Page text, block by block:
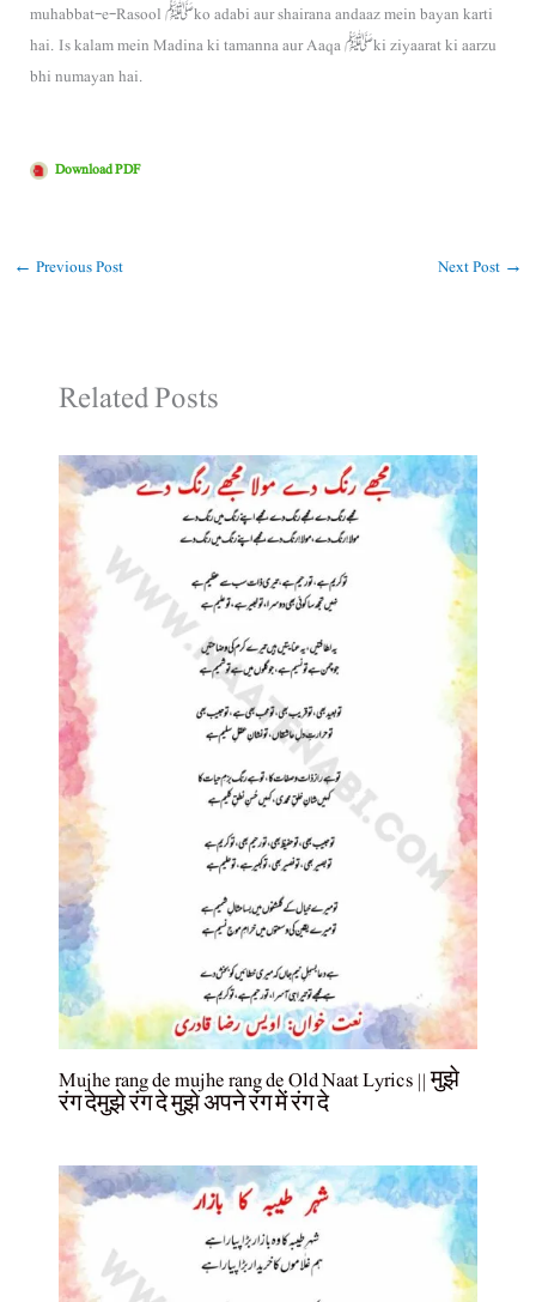
muhabbat-e-Rasool ﷺ ko adabi aur shairana andaaz mein bayan karti
hai. Is kalam mein Madina ki tamanna aur Aaqa ﷺ ki ziyaarat ki aarzu
bhi numayan hai.
Download PDF
← Previous Post Next Post →
Related Posts
Mujhe rang de mujhe rang de Old Naat Lyrics || मुझे
रंग देमुझे रंग दे मुझे अपने रंग में रंग दे